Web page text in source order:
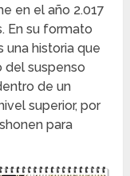
en el año 2.017
En su formato
una historia que
del suspenso
de un
superior, por
para